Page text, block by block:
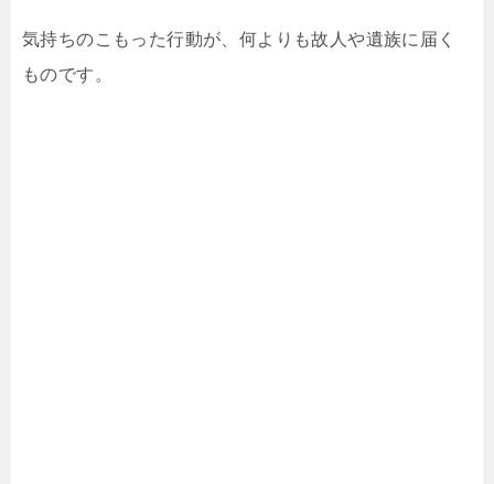
気持ちのこもった行動が、何よりも故人や遺族に届く
ものです。